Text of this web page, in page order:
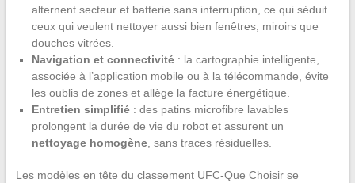
alternent secteur et batterie sans interruption, ce qui séduit
ceux qui veulent nettoyer aussi bien fenêtres, miroirs que
douches vitrées.
Navigation et connectivité: la cartographie intelligente,
associée à l’application mobile ou à la télécommande, évite
les oublis de zones et allège la facture énergétique.
Entretien simplifié: des patins microfibre lavables
prolongent la durée de vie du robot et assurent un
nettoyage homogène, sans traces résiduelles.
Les modèles en tête du classement UFC-Que Choisir se